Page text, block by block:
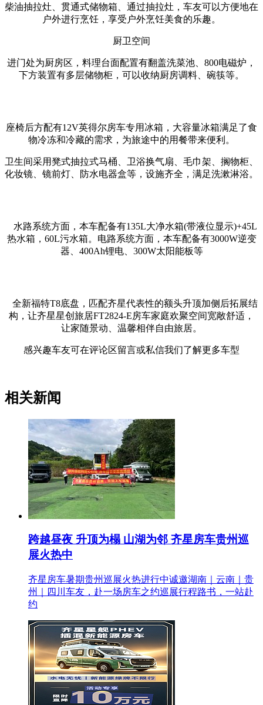
柴油抽拉灶、贯通式储物箱、通过抽拉灶，车友可以方便地在
户外进行烹饪，享受户外烹饪美食的乐趣。
厨卫空间
进门处为厨房区，料理台面配置有翻盖洗菜池、800电磁炉，
下方装置有多层储物柜，可以收纳厨房调料、碗筷等。
座椅后方配有12V英得尔房车专用冰箱，大容量冰箱满足了食
物冷冻和冷藏的需求，为旅途中的用餐带来便利。
卫生间采用凳式抽拉式马桶、卫浴换气扇、毛巾架、搁物柜、
化妆镜、镜前灯、防水电器盒等，设施齐全，满足洗漱淋浴。
水路系统方面，本车配备有135L大净水箱(带液位显示)+45L
热水箱，60L污水箱。电路系统方面，本车配备有3000W逆变
器、400Ah锂电、300W太阳能板等
全新福特T8底盘，匹配齐星代表性的额头升顶加侧后拓展结
构，让齐星星创旅居FT2824-E房车家庭欢聚空间宽敞舒适，
让家随景动、温馨相伴自由旅居。
感兴趣车友可在评论区留言或私信我们了解更多车型
相关新闻
跨越昼夜 升顶为榻 山湖为邻 齐星房车贵州巡
展火热中
齐星房车暑期贵州巡展火热进行中诚邀湖南｜云南｜贵
州｜四川车友，赴一场房车之约巡展行程路书，一站赴
约